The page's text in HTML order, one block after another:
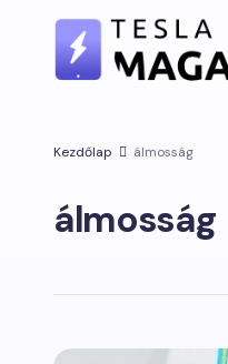
Kezdőlap álmosság
álmosság